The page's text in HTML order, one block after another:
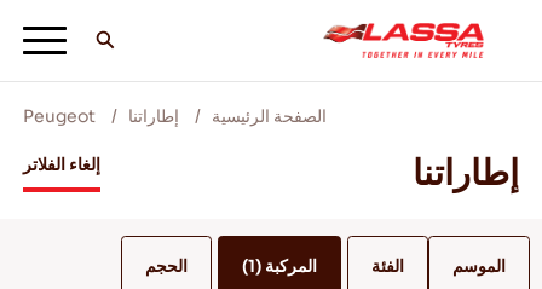
الصفحة الرئيسية إطاراتنا Peugeot
إطاراتنا إلغاء الفلاتر
الموسم الفئة المركبة (1) الحجم